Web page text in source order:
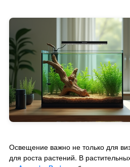
Освещение важно не только для
для роста растений. В